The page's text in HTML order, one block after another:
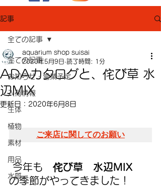
記事
全ての記事
お知らせ・営業予定
入荷情報
生体
植物
素材
用品
水質
全ての記事
ADAカタログと、侘び草 水
辺MIX
aquarium shop suisai
2020年5月9日 読了時間: 1分
更新日： 2020年6月8日
ご来店に関してのお願い
今年も 侘び草　水辺MIX
の季節がやってきました！